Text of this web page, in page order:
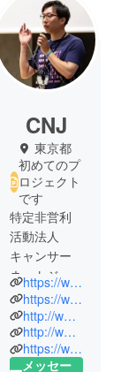
CNJ
東京都
初めてのプ
ロジェクト
です
特定非営利
活動法人
キャンサー
ネットジャ
パン事務局
長の木原康
太です。当
団体は「が
https://www.cancernet.jp/
https://www.japancancerforum.jp/
http://www.cancerchannel.jp/
http://www.lemonadestand.jp/
https://www.start2be.org/
メッセー